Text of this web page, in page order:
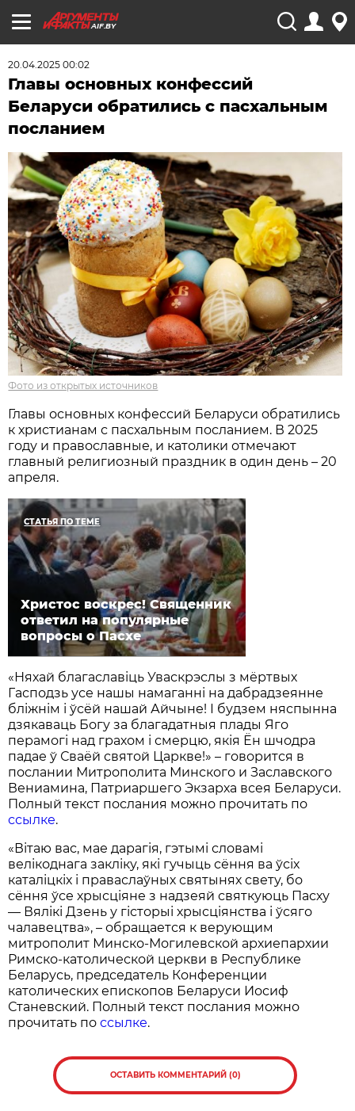
AIF.BY
20.04.2025 00:02
Главы основных конфессий
Беларуси обратились с пасхальным
посланием
Фото из открытых источников
Главы основных конфессий Беларуси обратились
к христианам с пасхальным посланием. В 2025
году и православные, и католики отмечают
главный религиозный праздник в один день – 20
апреля.
СТАТЬЯ ПО ТЕМЕ
Христос воскрес! Священник
ответил на популярные
вопросы о Пасхе
«Няхай благаславіць Уваскрэслы з мёртвых
Гасподзь усе нашы намаганні на дабрадзеянне
бліжнім і ўсёй нашай Айчыне! І будзем няспынна
дзякаваць Богу за благадатныя плады Яго
перамогі над грахом і смерцю, якія Ён шчодра
падае ў Сваёй святой Царкве!» – говорится в
послании Митрополита Минского и Заславского
Вениамина, Патриаршего Экзарха всея Беларуси.
Полный текст послания можно прочитать по
ссылке.
«Вітаю вас, мае дарагія, гэтымі словамі
велікоднага закліку, які гучыць сёння ва ўсіх
каталіцкіх і праваслаўных святынях свету, бо
сёння ўсе хрысціяне з надзеяй святкуюць Пасху
— Вялікі Дзень у гісторыі хрысціянства і ўсяго
чалавецтва», – обращается к верующим
митрополит Минско-Могилевской архиепархии
Римско-католической церкви в Республике
Беларусь, председатель Конференции
католических епископов Беларуси Иосиф
Станевский. Полный текст послания можно
прочитать поссылке.
ОСТАВИТЬ КОММЕНТАРИЙ (0)